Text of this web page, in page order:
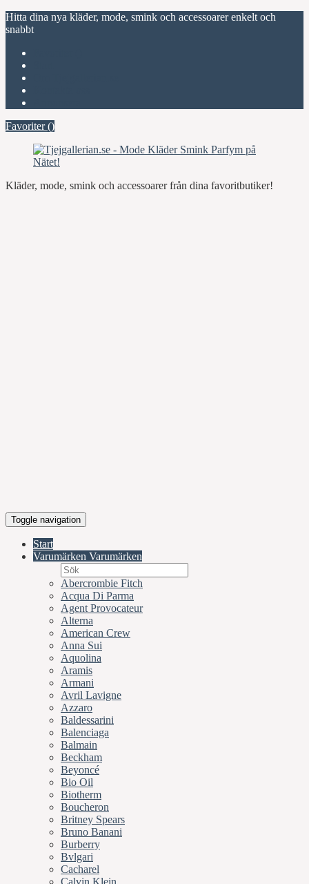
Hitta dina nya kläder, mode, smink och accessoarer enkelt och
snabbt
Favoriter ()
Kläder, mode, smink och accessoarer från dina favoritbutiker!
Toggle navigation
Start
Varumärken Varumärken
Abercrombie Fitch
Acqua Di Parma
Agent Provocateur
Alterna
American Crew
Anna Sui
Aquolina
Aramis
Armani
Avril Lavigne
Azzaro
Baldessarini
Balenciaga
Balmain
Beckham
Beyoncé
Bio Oil
Biotherm
Boucheron
Britney Spears
Bruno Banani
Burberry
Bvlgari
Cacharel
Calvin Klein